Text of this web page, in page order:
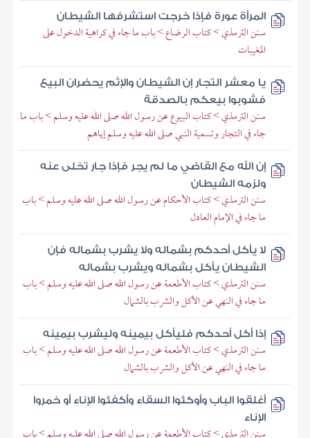
المرأة عورة فإذا خرجت استشرفها الشيطان
سنن الترمذي > كتاب الرضاع > باب ما جاء في كراهية الدخول على
المغيبات
يا معشر التجار إن الشيطان والإثم يحضران البيع
فشوبوا بيعكم بالصدقة
سنن الترمذي > كتاب البيوع عن رسول الله صلى الله عليه وسلم > باب ما
جاء في التجار وتسمية النبي صلى الله عليه وسلم إياهم
إن الله مع القاضي ما لم يجر فإذا جار تخلى عنه
ولزمه الشيطان
سنن الترمذي > كتاب الأحكام عن رسول الله صلى الله عليه وسلم > باب
ما جاء في الإمام العادل
لا يأكل أحدكم بشماله ولا يشرب بشماله فإن
الشيطان يأكل بشماله ويشرب بشماله
سنن الترمذي > كتاب الأطعمة عن رسول الله صلى الله عليه وسلم > باب
ما جاء في النهي عن الأكل والشرب بالشمال
إذا أكل أحدكم فليأكل بيمينه وليشرب بيمينه
سنن الترمذي > كتاب الأطعمة عن رسول الله صلى الله عليه وسلم > باب
ما جاء في النهي عن الأكل والشرب بالشمال
أغلقوا الباب وأوكئوا السقاء وأكفئوا الإناء أو خمروا
الإناء